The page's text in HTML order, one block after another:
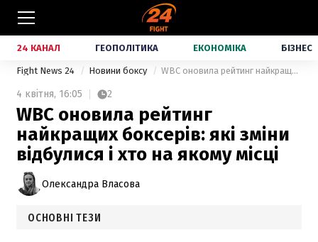
24 КАНАЛ ГЕОПОЛІТИКА ЕКОНОМІКА БІЗНЕС
Fight News 24 Новини боксу WBC оновила рейтинг найкращих боксерів: які зміни відбулися і хто на якому місці
4 квітня, 16:05 2
WBC оновила рейтинг
найкращих боксерів: які зміни
відбулися і хто на якому місці
Олександра Власова
ОСНОВНІ ТЕЗИ